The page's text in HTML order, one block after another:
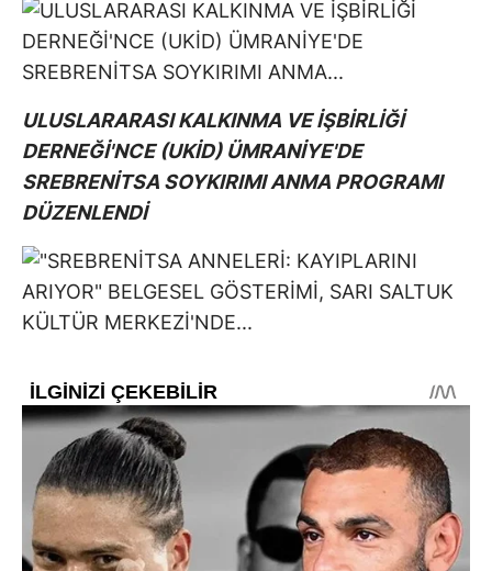
ULUSLARARASI KALKINMA VE İŞBİRLİĞİ
DERNEĞİ'NCE (UKİD) ÜMRANİYE'DE
SREBRENİTSA SOYKIRIMI ANMA PROGRAMI
DÜZENLENDİ